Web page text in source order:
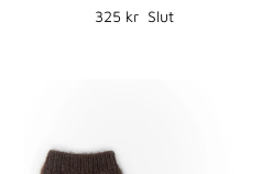
Normalpris
325 kr Slut